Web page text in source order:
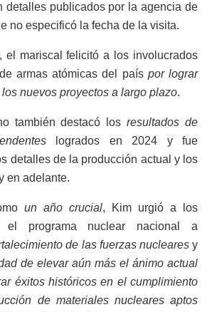
detalles publicados por la agencia de
no especificó la fecha de la visita.
el mariscal felicitó a los involucrados
armas atómicas del país por lograr
nuevos proyectos a largo plazo.
también destacó losresultados de
logrados en 2024 y fue
detalles de la producción actual y los
en adelante.
un año crucial, Kim urgió a los
el programa nuclear nacional a
de las fuerzas nuclearesy
de elevar aún más el ánimo actual
éxitos históricos en el cumplimiento
de materiales nucleares aptos